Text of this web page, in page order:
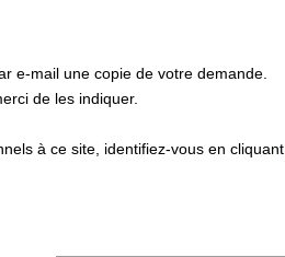
e-mail une copie de votre demande.
de les indiquer.
à ce site, identifiez-vous en cliquant